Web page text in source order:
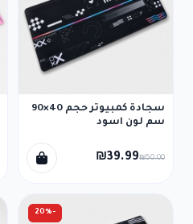
سجادة كمبيوتر حجم 40×90
سم لون اسود
₪39.99₪50.00
-20%